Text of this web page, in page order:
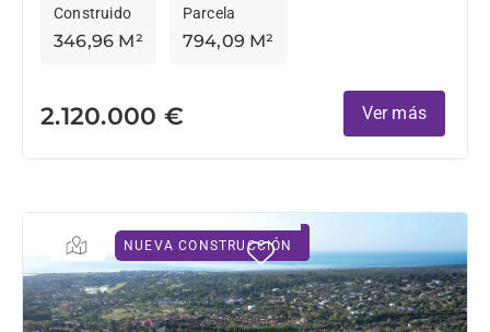
346,96 M²
Construido
794,09 M²
Parcela
2.120.000 € Ver más
NUEVA CONSTRUCCIÓN